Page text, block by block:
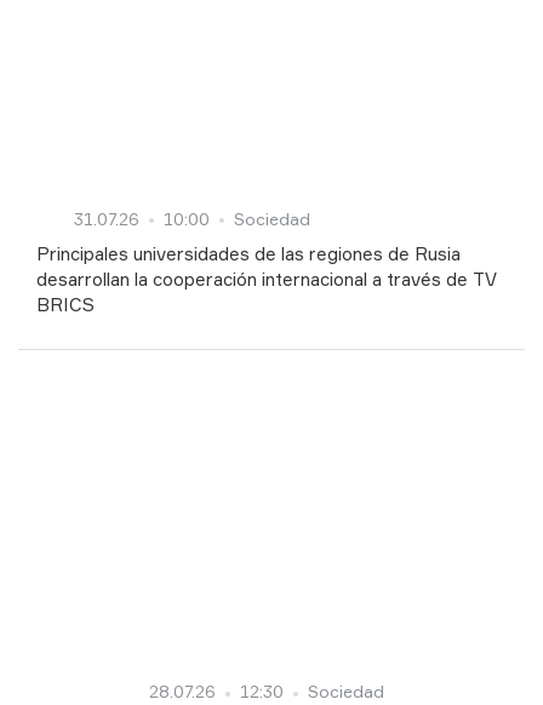
31.07.26 10:00 Sociedad
Principales universidades de las regiones de Rusia
desarrollan la cooperación internacional a través de TV
BRICS
28.07.26 12:30 Sociedad